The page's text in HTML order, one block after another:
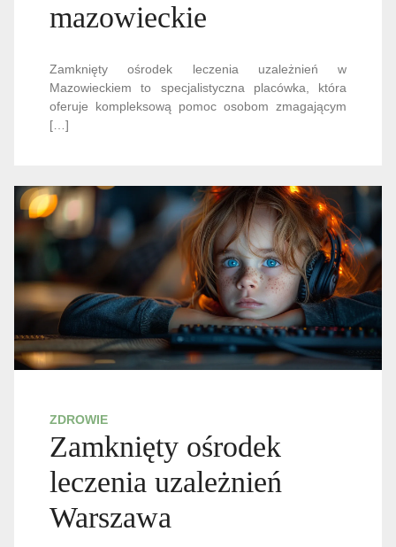
mazowieckie
Zamknięty ośrodek leczenia uzależnień w
Mazowieckiem to specjalistyczna placówka, która
oferuje kompleksową pomoc osobom zmagającym
[…]
ZDROWIE
Zamknięty ośrodek
leczenia uzależnień
Warszawa